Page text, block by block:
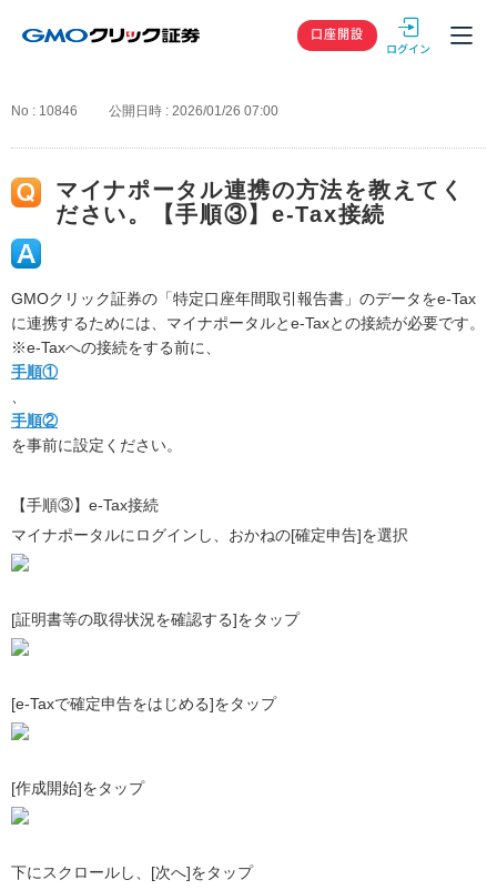
GMOクリック
口座開設
No : 10846 公開日時 : 2026/01/26 07:00
マイナポータル連携の方法を教えてく
ださい。【手順③】e-Tax接続
GMOクリック証券の「特定口座年間取引報告書」のデータをe-Tax
に連携するためには、マイナポータルとe-Taxとの接続が必要です。
※e-Taxへの接続をする前に、
手順①
手順②
を事前に設定ください。
【手順③】e-Tax接続
マイナポータルにログインし、おかねの[確定申告]を選択
[証明書等の取得状況を確認する]をタップ
[e-Taxで確定申告をはじめる]をタップ
[作成開始]をタップ
下にスクロールし、[次へ]をタップ